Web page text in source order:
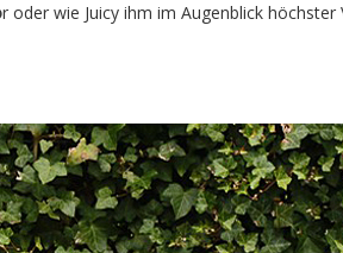
r oder wie Juicy ihm im Augenblick